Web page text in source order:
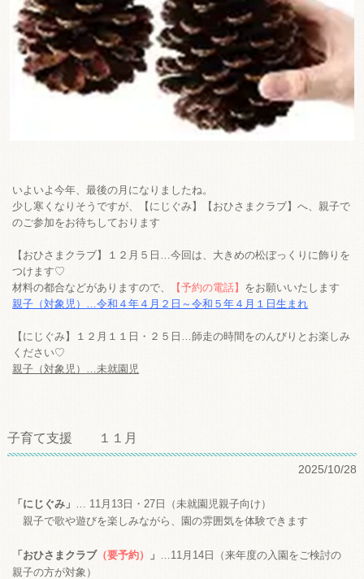
いよいよ今年、最後の月になりましたね。
少し寒くなりそうですが、【にじぐみ】【おひさまクラブ】へ、親子で
のご参加をお待ちしております
【おひさまクラブ】１２月５日…今回は、大きめの松ぼっくりに飾りを
つけます♡
材料の都合などがありますので、
【予約の電話】 をお願いいたします
親子（対象児）…令和４年４月２日～令和５年４月１日生まれ
【にじぐみ】１２月１１日・２５日…師走の時間をのんびりとお楽しみ
ください♡
親子（対象児）…未就園児
子育て支援 １１月
2025/10/28
「にじぐみ」 … 11 月13 日・27日（ 未就園児親子向け）
親子で歌や遊びを楽しみながら、園の雰囲気を体験できます
「 おひさまクラブ（要予約） 」 …11 月14日（来年度の 入園をご検討の
親子の方が対象）